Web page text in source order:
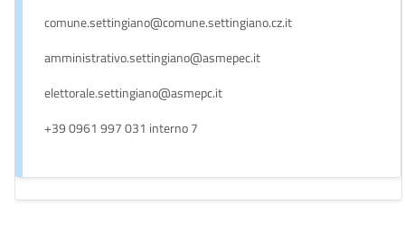
comune.settingiano@comune.settingiano.cz.it
amministrativo.settingiano@asmepec.it
elettorale.settingiano@asmepc.it
+39 0961 997 031 interno 7